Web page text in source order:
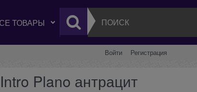
Войти Регистрация
Intro Plano антрацит